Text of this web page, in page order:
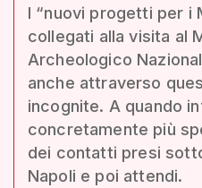
I “nuovi progetti per i
collegati alla visita al
Archeologico
anche attraverso
incognite. A quando
concretamente più
dei contatti presi
Napoli e poi attendi.